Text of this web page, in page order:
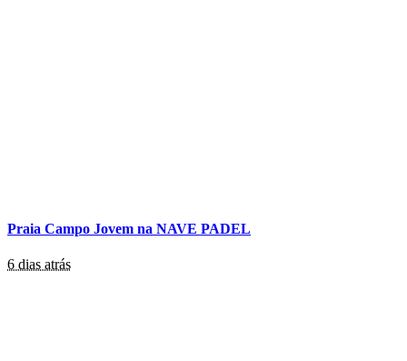
Praia Campo Jovem na NAVE PADEL
6 dias atrás